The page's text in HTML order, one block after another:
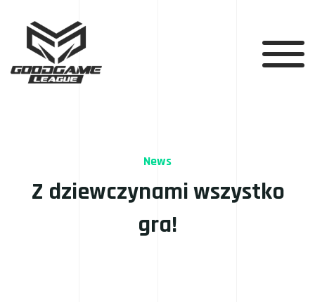
News
Z dziewczynami wszystko
gra!